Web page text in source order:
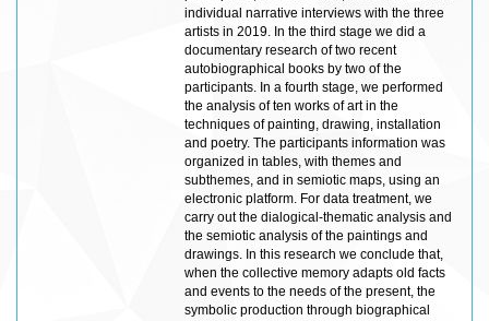
individual narrative interviews with the three
artists in 2019. In the third stage we did a
documentary research of two recent
autobiographical books by two of the
participants. In a fourth stage, we performed
the analysis of ten works of art in the
techniques of painting, drawing, installation
and poetry. The participants information was
organized in tables, with themes and
subthemes, and in semiotic maps, using an
electronic platform. For data treatment, we
carry out the dialogical-thematic analysis and
the semiotic analysis of the paintings and
drawings. In this research we conclude that,
when the collective memory adapts old facts
and events to the needs of the present, the
symbolic production through biographical